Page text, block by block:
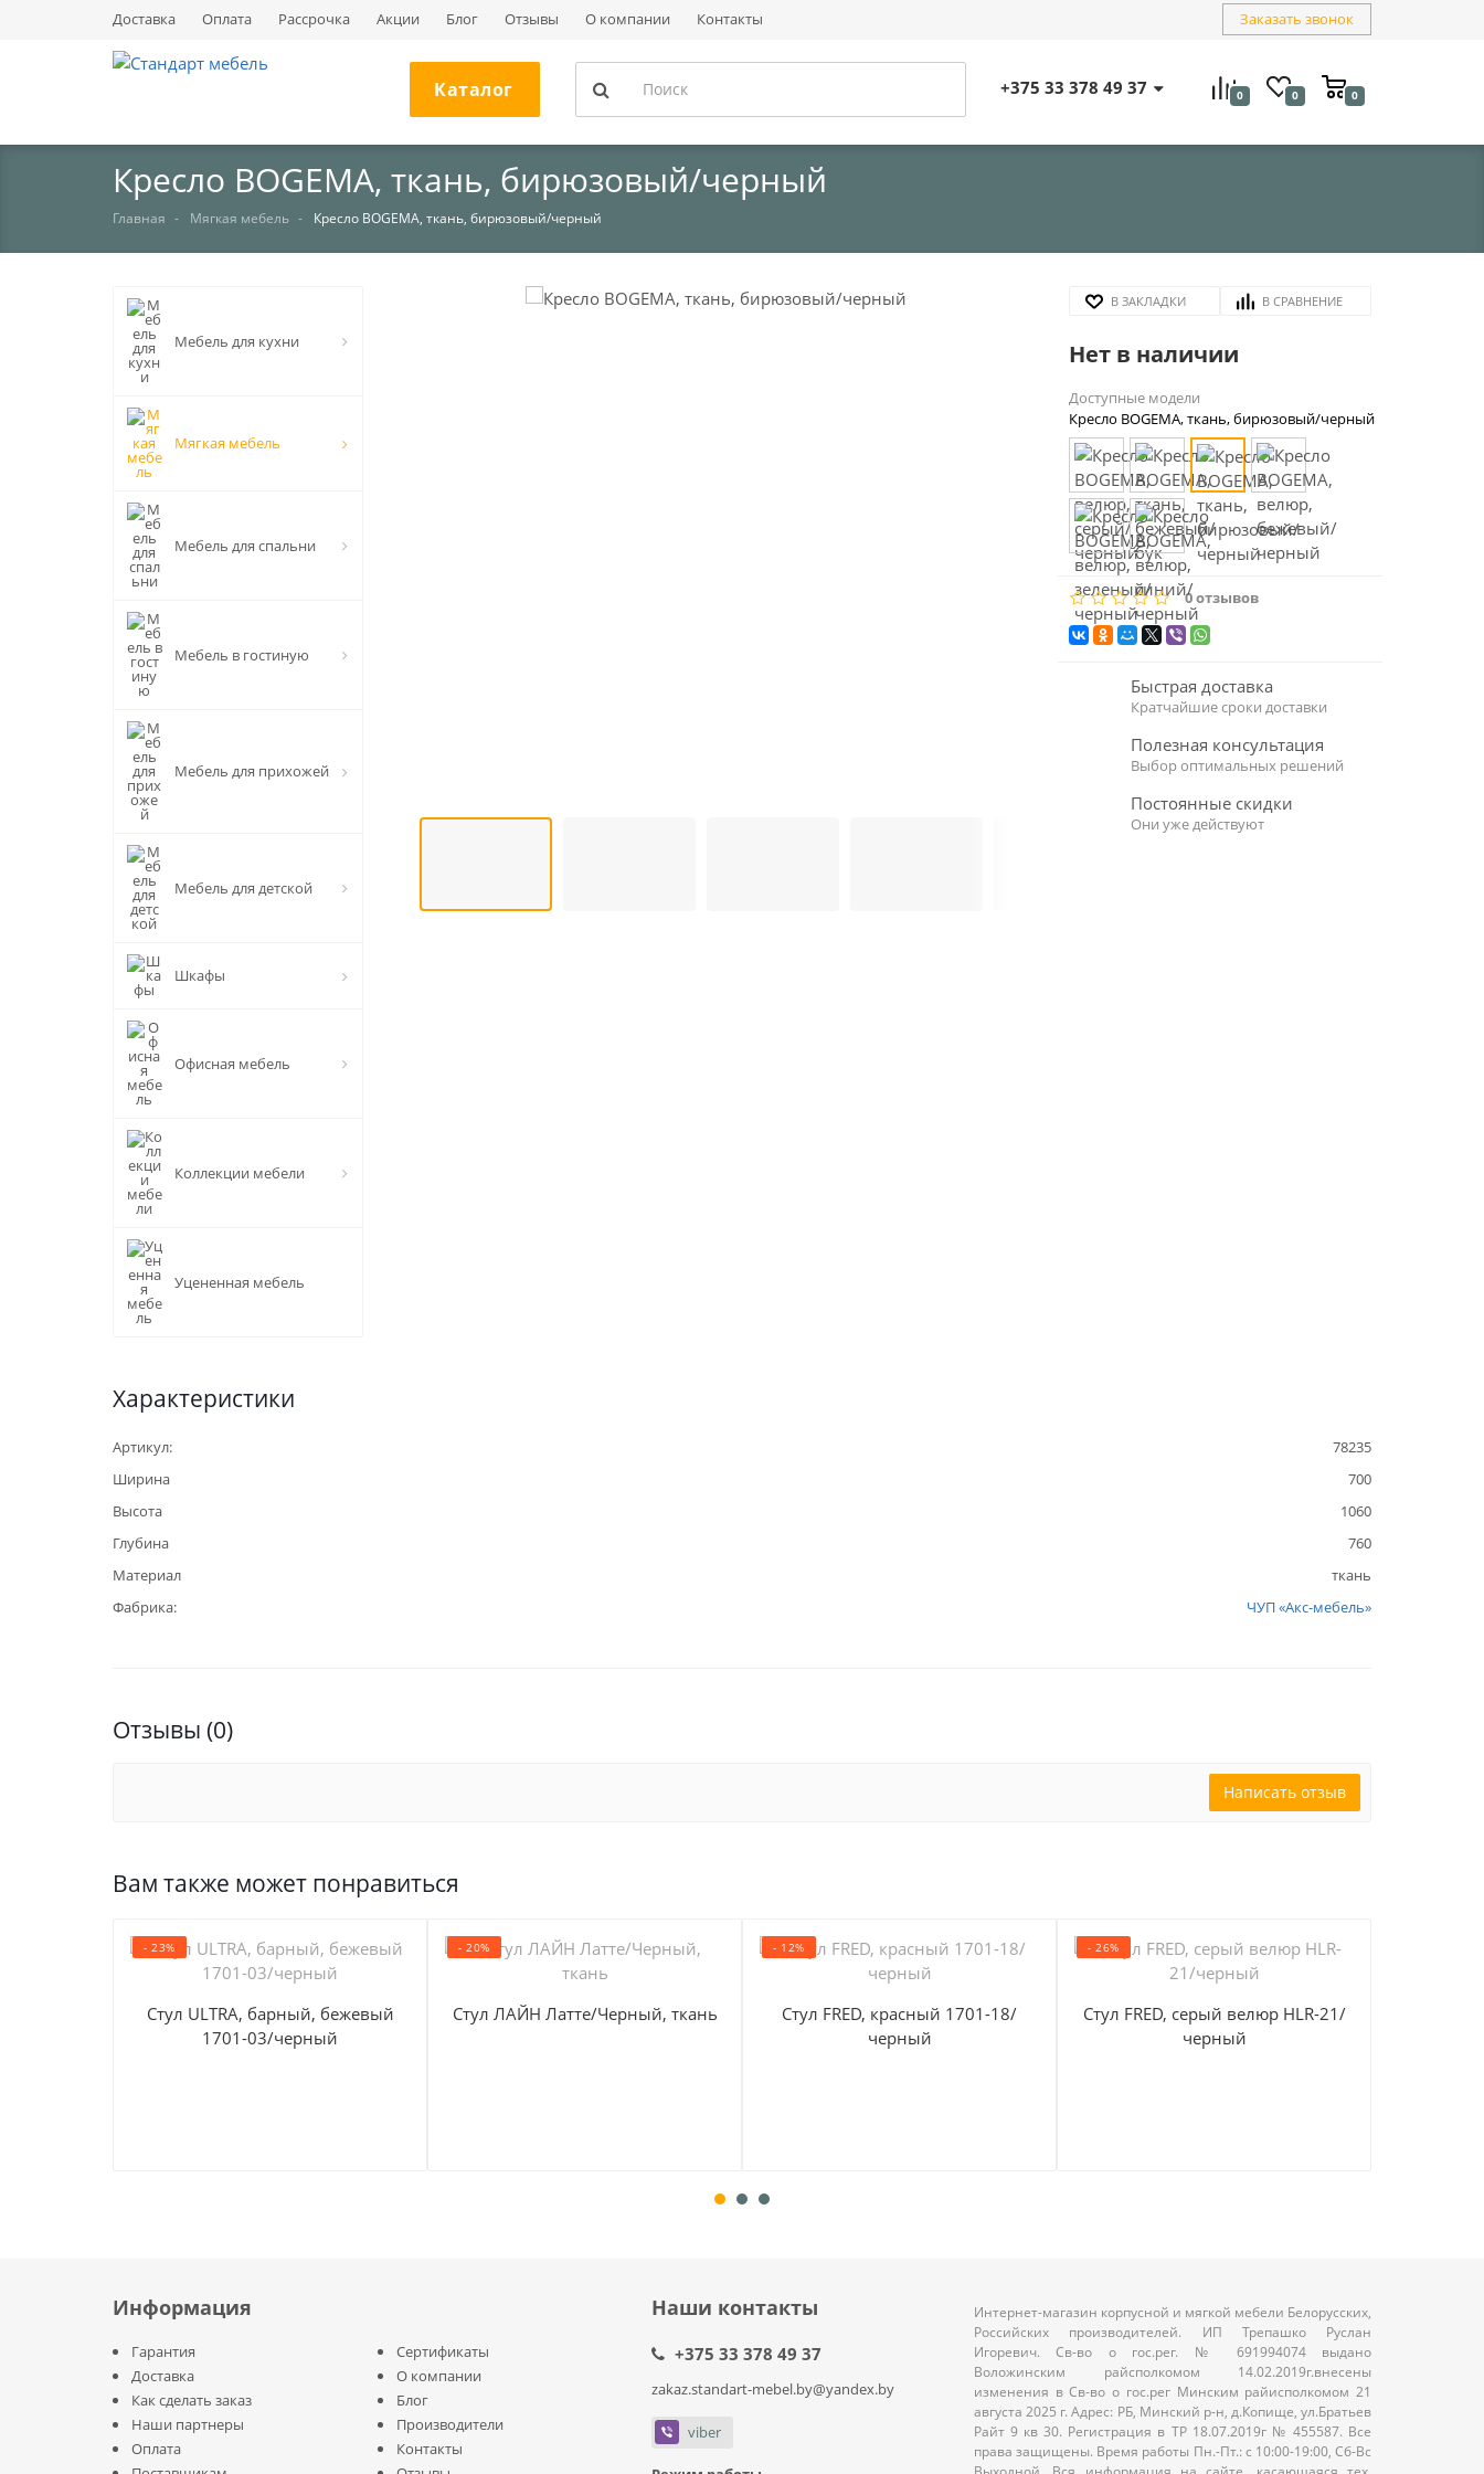
Доставка Оплата Рассрочка Акции Блог Отзывы О компании Контакты Заказать звонок
Каталог +375 33 378 49 37 0 0 0
Кресло BOGEMA, ткань, бирюзовый/черный
Главная Мягкая мебель Кресло BOGEMA, ткань, бирюзовый/черный
Мебель для кухни
Мягкая мебель
Мебель для спальни
Мебель в гостиную
Мебель для прихожей
Мебель для детской
Шкафы
Офисная мебель
Коллекции мебели
Уцененная мебель
В ЗАКЛАДКИ В СРАВНЕНИЕ
Нет в наличии
Доступные модели
Кресло BOGEMA, ткань, бирюзовый/черный
0 отзывов
Быстрая доставка
Кратчайшие сроки доставки
Полезная консультация
Выбор оптимальных решений
Постоянные скидки
Они уже действуют
Характеристики
Артикул:
78235
Ширина
700
Высота
1060
Глубина
760
Материал
ткань
Фабрика:
ЧУП «Акс-мебель»
Отзывы (0)
Написать отзыв
Вам также может понравиться
- 23%
Стул ULTRA, барный, бежевый
1701-03/черный
- 20%
Стул ЛАЙН Латте/Черный, ткань
- 12%
Стул FRED, красный 1701-18/
черный
- 26%
Стул FRED, серый велюр HLR-21/
черный
Информация
Гарантия
Доставка
Как сделать заказ
Наши партнеры
Оплата
Сертификаты
О компании
Блог
Производители
Контакты
Наши контакты
+375 33 378 49 37
zakaz.standart-mebel.by@yandex.by
viber
Интернет-магазин корпусной и мягкой мебели Белорусских,
Российских производителей. ИП Трепашко Руслан
Игоревич. Св-во о гос.рег. № 691994074 выдано
Воложинским райсполкомом 14.02.2019г.внесены
изменения в Св-во о гос.рег Минским райисполкомом 21
августа 2025 г. Адрес: РБ, Минский р-н, д.Копище, ул.Братьев
Райт 9 кв 30. Регистрация в ТР 18.07.2019г № 455587. Все
права защищены. Время работы Пн.-Пт.: с 10:00-19:00, Сб-Вс